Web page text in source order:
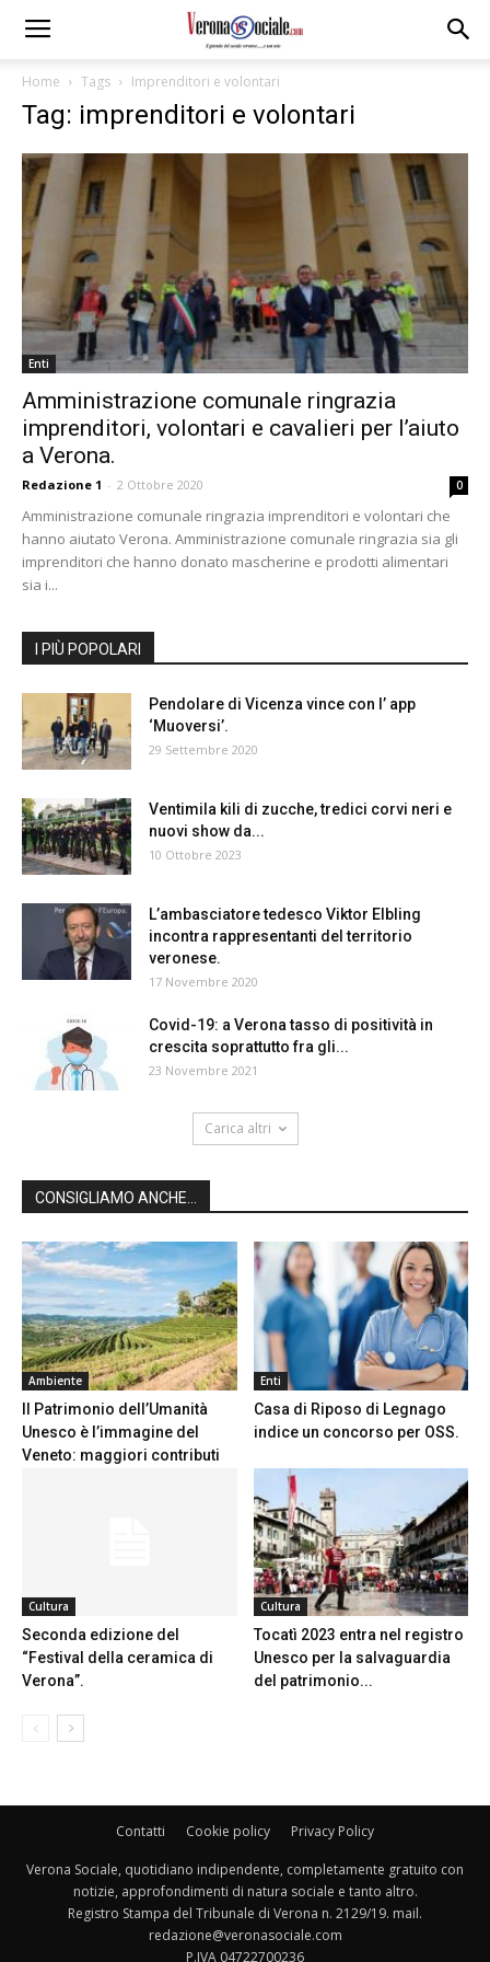
Home Tags Imprenditori e volontari
Tag: imprenditori e volontari
Enti
Amministrazione comunale ringrazia
imprenditori, volontari e cavalieri per l’aiuto
a Verona.
Redazione 1 - 2 Ottobre 2020 0
Amministrazione comunale ringrazia imprenditori e volontari che
hanno aiutato Verona. Amministrazione comunale ringrazia sia gli
imprenditori che hanno donato mascherine e prodotti alimentari
sia i...
I PIÙ POPOLARI
Pendolare di Vicenza vince con l’ app
‘Muoversi’.
29 Settembre 2020
Ventimila kili di zucche, tredici corvi neri e
nuovi show da...
10 Ottobre 2023
L’ambasciatore tedesco Viktor Elbling
incontra rappresentanti del territorio
veronese.
17 Novembre 2020
Covid-19: a Verona tasso di positività in
crescita soprattutto fra gli...
23 Novembre 2021
Carica altri
CONSIGLIAMO ANCHE...
Ambiente
Il Patrimonio dell’Umanità
Unesco è l’immagine del
Veneto: maggiori contributi
Enti
Casa di Riposo di Legnago
indice un concorso per OSS.
Cultura
Seconda edizione del
“Festival della ceramica di
Verona”.
Cultura
Tocatì 2023 entra nel registro
Unesco per la salvaguardia
del patrimonio...
Contatti Cookie policy Privacy Policy
Verona Sociale, quotidiano indipendente, completamente gratuito con
notizie, approfondimenti di natura sociale e tanto altro.
Registro Stampa del Tribunale di Verona n. 2129/19. mail.
redazione@veronasociale.com
P.IVA 04722700236